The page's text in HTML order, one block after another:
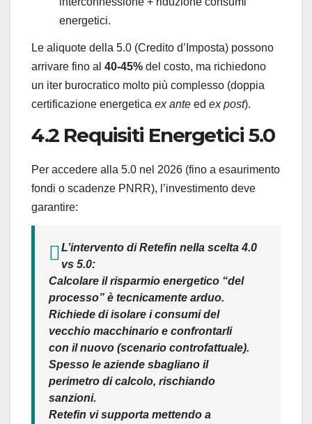
energetici.
Le aliquote della 5.0 (Credito d’Imposta) possono
arrivare fino al 40-45% del costo, ma richiedono
un iter burocratico molto più complesso (doppia
certificazione energetica ex ante ed ex post).
4.2 Requisiti Energetici 5.0
Per accedere alla 5.0 nel 2026 (fino a esaurimento
fondi o scadenze PNRR), l’investimento deve
garantire:
L’intervento di Retefin nella scelta 4.0
vs 5.0:
Calcolare il risparmio energetico “del
processo” è tecnicamente arduo.
Richiede di isolare i consumi del
vecchio macchinario e confrontarli
con il nuovo (scenario controfattuale).
Spesso le aziende sbagliano il
perimetro di calcolo, rischiando
sanzioni.
Retefin vi supporta mettendo a